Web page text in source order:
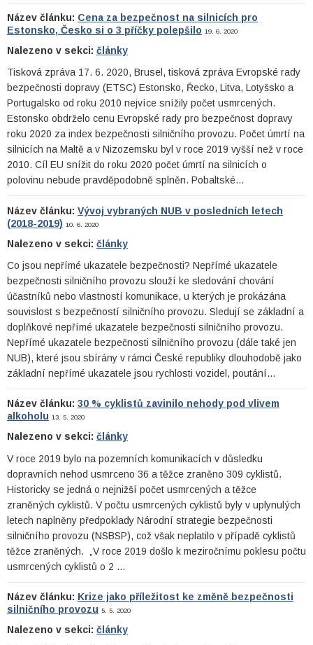
Název článku: Cena za bezpečnost na silnicích pro
Estonsko, Česko si o 3 příčky polepšilo 19. 6. 2020
Nalezeno v sekci: články
Tisková zpráva 17. 6. 2020, Brusel, tisková zpráva Evropské rady
bezpečnosti dopravy (ETSC) Estonsko, Řecko, Litva, Lotyšsko a
Portugalsko od roku 2010 nejvíce snížily počet usmrcených.
Estonsko obdrželo cenu Evropské rady pro bezpečnost dopravy
roku 2020 za index bezpečnosti silničního provozu. Počet úmrtí na
silnicích na Maltě a v Nizozemsku byl v roce 2019 vyšší než v roce
2010. Cíl EU snížit do roku 2020 počet úmrtí na silnicích o
polovinu nebude pravděpodobně splněn. Pobaltské…
Název článku: Vývoj vybraných NUB v posledních letech
(2018-2019) 10. 6. 2020
Nalezeno v sekci: články
Co jsou nepřímé ukazatele bezpečnosti? Nepřímé ukazatele
bezpečnosti silničního provozu slouží ke sledování chování
účastníků nebo vlastností komunikace, u kterých je prokázána
souvislost s bezpečností silničního provozu. Sledují se základní a
doplňkové nepřímé ukazatele bezpečnosti silničního provozu.
Nepřímé ukazatele bezpečnosti silničního provozu (dále také jen
NUB), které jsou sbírány v rámci České republiky dlouhodobě jako
základní nepřímé ukazatele jsou rychlosti vozidel, poutání…
Název článku: 30 % cyklistů zavinilo nehody pod vlivem
alkoholu 13. 5. 2020
Nalezeno v sekci: články
V roce 2019 bylo na pozemních komunikacích v důsledku
dopravních nehod usmrceno 36 a těžce zraněno 309 cyklistů.
Historicky se jedná o nejnižší počet usmrcených a těžce
zraněných cyklistů. V počtu usmrcených cyklistů byly v uplynulých
letech naplněny předpoklady Národní strategie bezpečnosti
silničního provozu (NSBSP), což však neplatilo v případě cyklistů
těžce zraněných. „V roce 2019 došlo k meziročnímu poklesu počtu
usmrcených cyklistů o 2 …
Název článku: Krize jako příležitost ke změně bezpečnosti
silničního provozu 5. 5. 2020
Nalezeno v sekci: články